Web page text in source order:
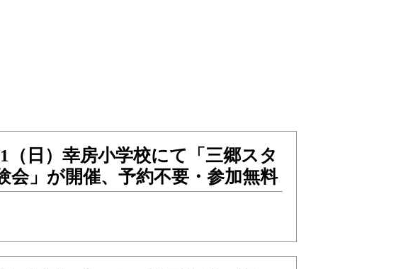
（日）幸房小学校にて「三郷スタ
会」が開催、予約不要・参加無料